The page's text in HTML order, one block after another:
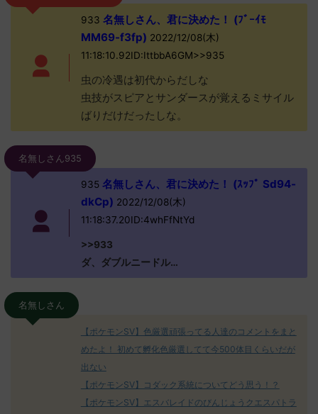
933 名無しさん、君に決めた！ (ﾌﾞｰｲﾓ
MM69-f3fp) 2022/12/08(木)
11:18:10.92ID:IttbbA6GM>>935
虫の冷遇は初代からだしな
虫技がスピアとサンダースが覚えるミサイル
ばりだけだったしな。
名無しさん935
935名無しさん、君に決めた！ (ｽｯﾌﾟ Sd94-
dkCp) 2022/12/08(木)
11:18:37.20ID:4whFfNtYd
>>933
ダ、ダブルニードル…
名無しさん
【ポケモンSV】色厳選頑張ってる人達のコメントをまと
めたよ！ 初めて孵化色厳選してて今500体目くらいだが
出ない
【ポケモンSV】コダック系統についてどう思う！？
【ポケモンSV】エスバレイドのびんじょうクエスパトラ